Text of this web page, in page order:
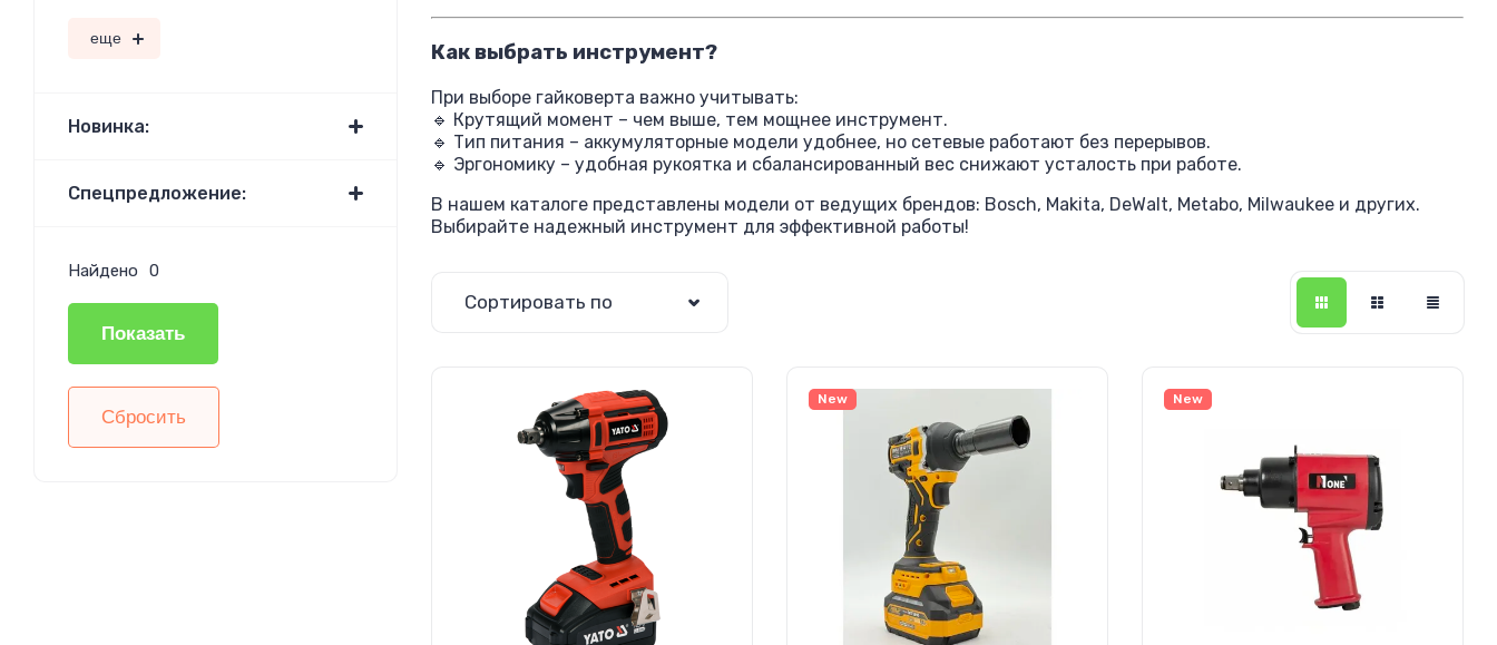
еще
Новинка:
Спецпредложение:
Найдено 0
Показать
Сбросить
Как выбрать инструмент?
При выборе гайковерта важно учитывать:
🔹 Крутящий момент – чем выше, тем мощнее инструмент.
🔹 Тип питания – аккумуляторные модели удобнее, но сетевые работают без перерывов.
🔹 Эргономику – удобная рукоятка и сбалансированный вес снижают усталость при работе.
В нашем каталоге представлены модели от ведущих брендов: Bosch, Makita, DeWalt, Metabo, Milwaukee и других.
Выбирайте надежный инструмент для эффективной работы!
Сортировать по
New New